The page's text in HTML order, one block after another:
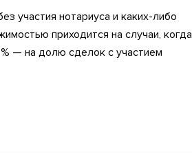
участия нотариуса и каких-либо
приходится на случаи, когда
— на долю сделок с участием